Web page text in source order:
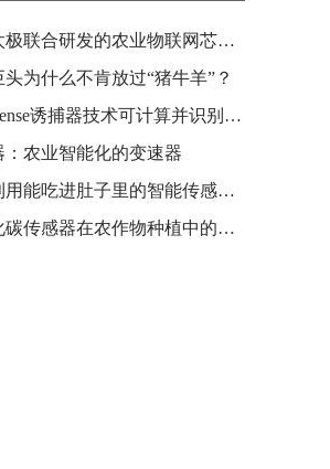
电科太极联合研发的农业物联网芯片发布
为什么不肯放过“猪牛羊”？
FarmSense诱捕器技术可计算并识别杀死作物中的害虫
：农业智能化的变速器
T&T利用能吃进肚子里的智能传感器为奶牛打造物联网
二氧化碳传感器在农作物种植中的应用